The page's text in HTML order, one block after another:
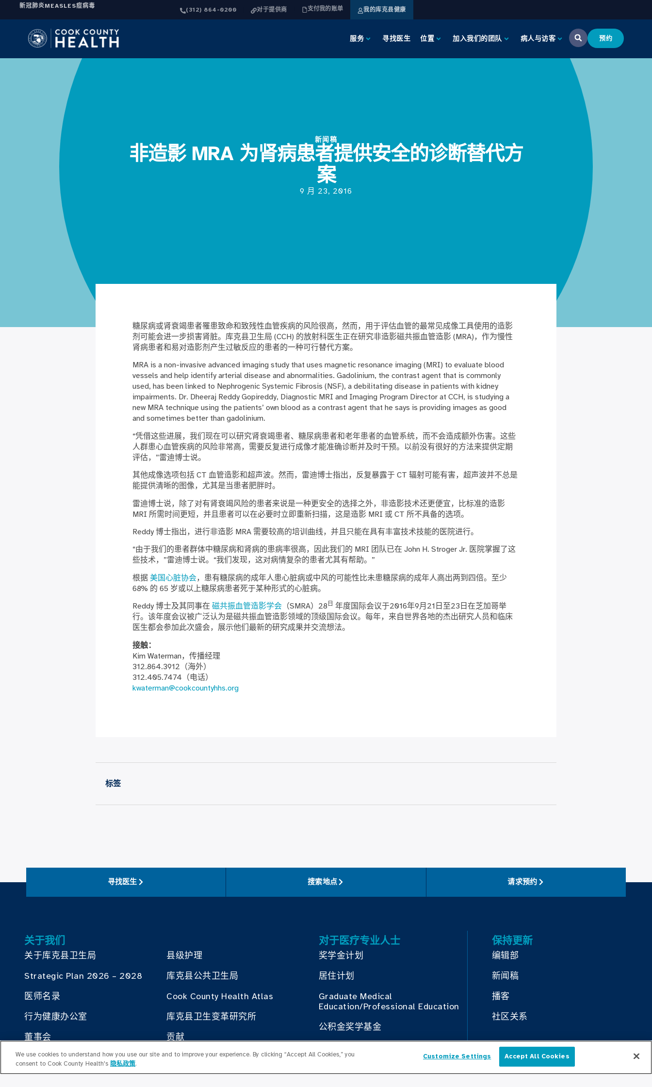
新冠肺炎MEASLES痘病毒
(312) 864-0200 对于提供商 支付我的账单 我的库克县健康
服务 寻找医生 位置 加入我们的团队 病人与访客 预约
新闻稿
非造影 MRA 为肾病患者提供安全的诊断替代方
案
9 月 23, 2016
糖尿病或肾衰竭患者罹患致命和致残性血管疾病的风险很高，然而，用于评估血管的最常见成像工具使用的造影
剂可能会进一步损害肾脏。库克县卫生局 (CCH) 的放射科医生正在研究非造影磁共振血管造影 (MRA)，作为慢性
肾病患者和易对造影剂产生过敏反应的患者的一种可行替代方案。
MRA is a non-invasive advanced imaging study that uses magnetic resonance imaging (MRI) to evaluate blood
vessels and help identify arterial disease and abnormalities. Gadolinium, the contrast agent that is commonly
used, has been linked to Nephrogenic Systemic Fibrosis (NSF), a debilitating disease in patients with kidney
impairments. Dr. Dheeraj Reddy Gopireddy, Diagnostic MRI and Imaging Program Director at CCH, is studying a
new MRA technique using the patients’ own blood as a contrast agent that he says is providing images as good
and sometimes better than gadolinium.
“凭借这些进展，我们现在可以研究肾衰竭患者、糖尿病患者和老年患者的血管系统，而不会造成额外伤害。这些
人群患心血管疾病的风险非常高，需要反复进行成像才能准确诊断并及时干预。以前没有很好的方法来提供定期
评估，”雷迪博士说。
其他成像选项包括 CT 血管造影和超声波。然而，雷迪博士指出，反复暴露于 CT 辐射可能有害，超声波并不总是
能提供清晰的图像，尤其是当患者肥胖时。
雷迪博士说，除了对有肾衰竭风险的患者来说是一种更安全的选择之外，非造影技术还更便宜，比标准的造影
MRI 所需时间更短，并且患者可以在必要时立即重新扫描，这是造影 MRI 或 CT 所不具备的选项。
Reddy 博士指出，进行非造影 MRA 需要较高的培训曲线，并且只能在具有丰富技术技能的医院进行。
“由于我们的患者群体中糖尿病和肾病的患病率很高，因此我们的 MRI 团队已在 John H. Stroger Jr. 医院掌握了这
些技术，”雷迪博士说。“我们发现，这对病情复杂的患者尤其有帮助。”
根据 美国心脏协会，患有糖尿病的成年人患心脏病或中风的可能性比未患糖尿病的成年人高出两到四倍。至少
68% 的 65 岁或以上糖尿病患者死于某种形式的心脏病。
Reddy 博士及其同事在 磁共振血管造影学会 （SMRA）28 日 年度国际会议于2016年9月21日至23日在芝加哥举
行。该年度会议被广泛认为是磁共振血管造影领域的顶级国际会议。每年，来自世界各地的杰出研究人员和临床
医生都会参加此次盛会，展示他们最新的研究成果并交流想法。
接触：
Kim Waterman，传播经理
312.864.3912（海外）
312.405.7474（电话）
kwaterman@cookcountyhhs.org
标签
寻找医生 搜索地点 请求预约
关于我们
关于库克县卫生局
Strategic Plan 2026 – 2028
医师名录
行为健康办公室
董事会
人力资源
就业计划办公室
县级护理
库克县公共卫生局
Cook County Health Atlas
库克县卫生变革研究所
贡献
与库克县卫生局合作
对于医疗专业人士
奖学金计划
居住计划
Graduate Medical
Education/Professional Education
公积金奖学基金
联系我们
联系我们
保持更新
编辑部
新闻稿
播客
社区关系
与我们联系
简体中文
We use cookies to understand how you use our site and to improve your experience. By clicking “Accept All Cookies,” you
consent to Cook County Health's 隐私政策.
Customize Settings Accept All Cookies